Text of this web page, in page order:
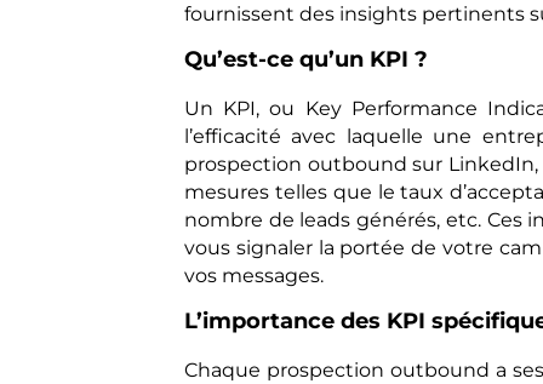
fournissent des insights pertinents
Qu’est-ce qu’un KPI ?
Un KPI, ou Key Performance
l’efficacité avec laquelle une
prospection outbound sur
mesures telles que le taux
nombre de leads générés, etc. Ces
vous signaler la portée de votre
vos messages.
L’importance des KPI
Chaque prospection outbound a